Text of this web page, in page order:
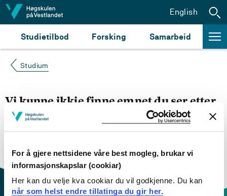
For å gjere nettsidene våre best mogleg, brukar vi
informasjonskapslar (cookiar)
Her kan du velje kva cookiar du vil godkjenne. Du kan
når som helst endre tillatinga du gir her.
Hopp til innhald
Studietilbod Forsking Samarbeid
English
Studium
Vi kunne ikkje finne emnet du ser etter
søke opp emnet du ser etter i
engelsk emneplan ved å klikke på «English».